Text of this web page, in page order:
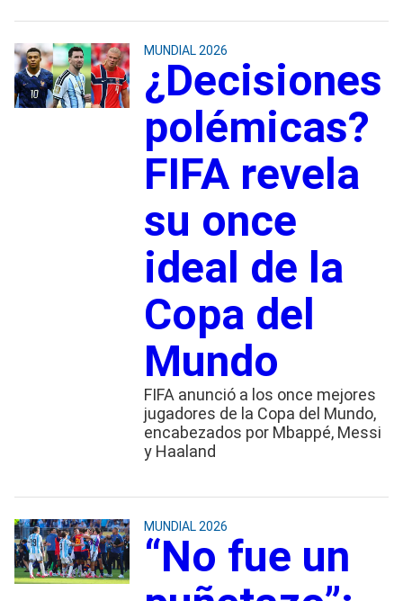
MUNDIAL 2026
¿Decisiones
polémicas?
FIFA revela
su once
ideal de la
Copa del
Mundo
FIFA anunció a los once mejores
jugadores de la Copa del Mundo,
encabezados por Mbappé, Messi
y Haaland
MUNDIAL 2026
“No fue un